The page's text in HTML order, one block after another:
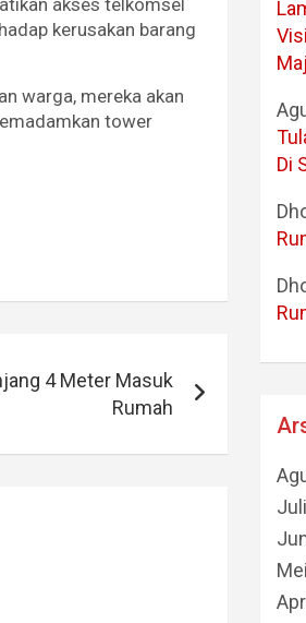
akses telkomsel
kerusakan barang
warga, mereka akan
tower
4 Meter Masuk
Rumah
Di